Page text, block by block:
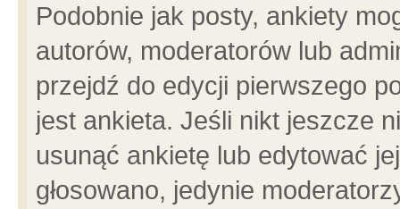
Podobnie jak posty, ankiety
autorów, moderatorów lub
przejdź do edycji pierwszego
jest ankieta. Jeśli nikt jeszcze
usunąć ankietę lub edytować
głosowano, jedynie